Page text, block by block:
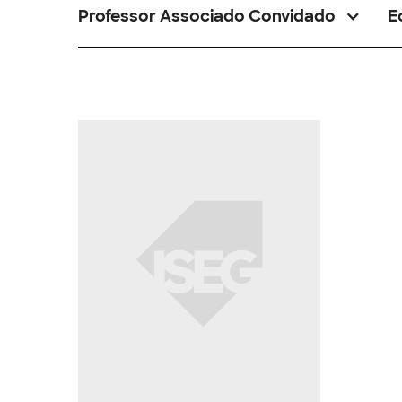
Professor Associado Convidado